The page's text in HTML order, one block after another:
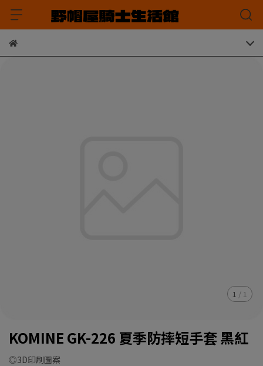
1 / 1
KOMINE GK-226 夏季防摔短手套 黑紅
◎3D印刷圖案